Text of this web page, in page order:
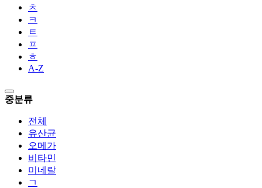
ㅊ
ㅋ
ㅌ
ㅍ
ㅎ
A-Z
중분류
전체
유산균
오메가
비타민
미네랄
ㄱ